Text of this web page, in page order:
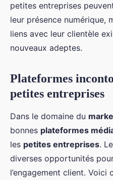
petites entreprises
leur présence numérique,
liens avec leur clientèle
nouveaux adeptes.
Plateformes
petites entreprises
Dans le domaine du
bonnes plateformes
les petites entreprises.
diverses opportunités
l’engagement client. Voici